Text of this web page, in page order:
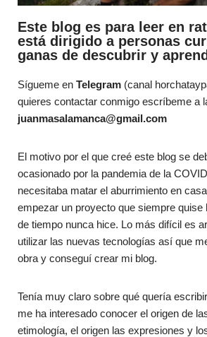
Este blog es para leer en
está dirigido a personas
ganas de descubrir y
Sígueme en Telegram (canal
quieres contactar conmigo escríbeme a
juanmasalamanca@gmail.com
El motivo por el que creé este blog se
ocasionado por la pandemia de la
necesitaba matar el aburrimiento en
empezar un proyecto que siempre quise
de tiempo nunca hice. Lo más difícil es
utilizar las nuevas tecnologías así que
obra y conseguí crear mi blog.
Tenía muy claro sobre qué quería
me ha interesado conocer el origen de
etimología, el origen las expresiones y